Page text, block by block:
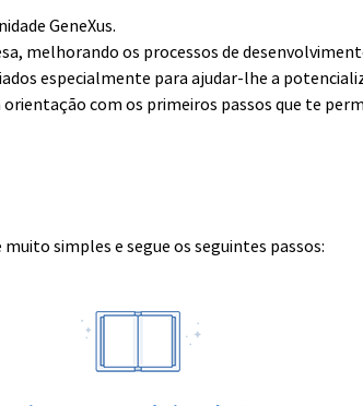
GeneXus.
melhorando os processos de
especialmente para ajudar-lhe a
com os primeiros passos que te
simples e segue os seguintes passos: